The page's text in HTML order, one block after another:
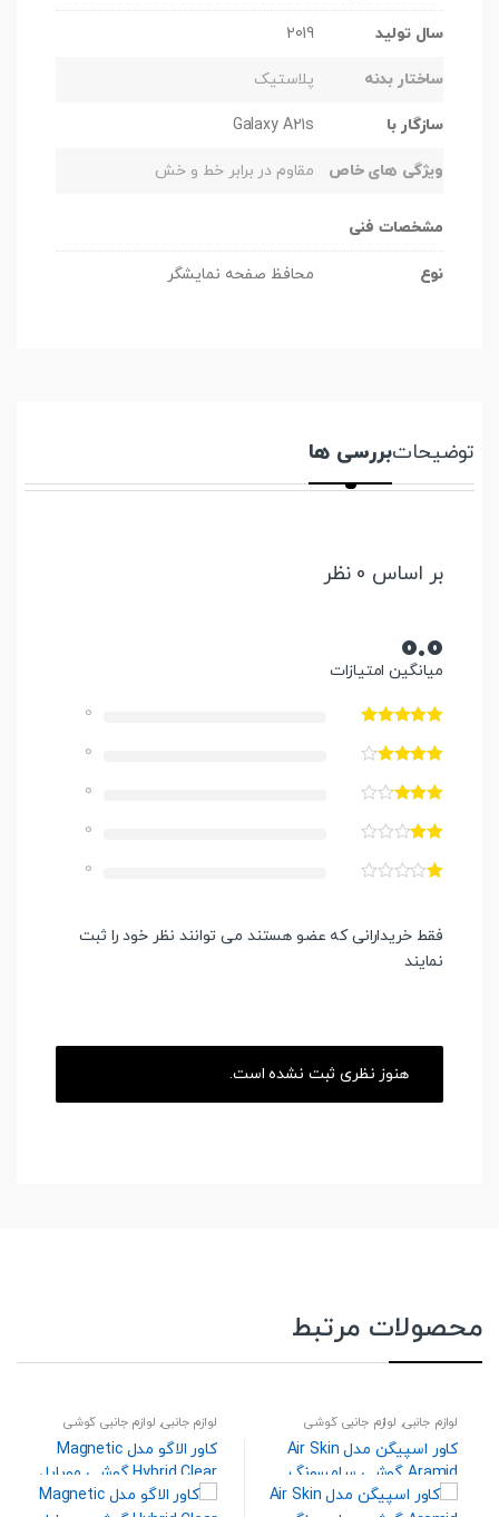
سال تولید 2019
ساختار بدنه پلاستیک
سازگار با Galaxy A21s
ویژگی های خاص مقاوم در برابر خط و خش
مشخصات فنی
نوع محافظ صفحه نمایشگر
توضیحاتبررسی ها
بر اساس 0 نظر
0.0
میانگین امتیازات
0
0
0
0
0
فقط خریدارانی که عضو هستند می توانند نظر خود را ثبت
نمایند
هنوز نظری ثبت نشده است.
محصولات مرتبط
لوازم جانبی, لوازم جانبی گوشی
کاور الاگو مدل Magnetic
Hybrid Clear گوشی موبایل
سامسونگ Galaxy Z Fold 7
لوازم جانبی, لوازم جانبی گوشی
کاور اسپیگن مدل Air Skin
Aramid گوشی سامسونگ
Galaxy Z Fold 8 Ultra (